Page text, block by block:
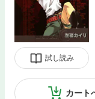
試し読み
カート